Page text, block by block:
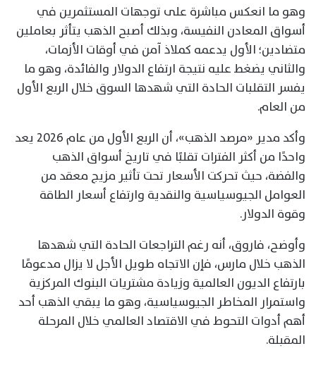
وهو ما انعكس مباشرة على توجهات المستثمرين في
أسواق المعادن النفيسة، وبذلك أصبح الذهب يتأثر بعاملين
متضادين؛ الأول يدعمه كملاذ آمن في أوقات الأزمات،
والثاني يضغط عليه نتيجة ارتفاع الدولار والفائدة، وهو ما
يفسر التقلبات الحادة التي شهدها السوق خلال الربع الأول
من العام.
وأكد مدير «مرصد الذهب»، أن الربع الأول من عام 2026 يعد
واحدًا من أكثر الفترات تقلبًا في تاريخ أسواق الذهب
والفضة، حيث تحركت الأسعار تحت تأثير مزيج معقد من
العوامل الجيوسياسية والنقدية وارتفاع أسعار الطاقة
وقوة الدولار.
وأوضح، فاروق، أنه رغم التراجعات الحادة التي شهدها
الذهب خلال مارس، فإن الاتجاه طويل الأجل لا يزال مدعومًا
بارتفاع الديون العالمية وزيادة مشتريات البنوك المركزية
واستمرار المخاطر الجيوسياسية، وهو ما يبقي الذهب أحد
أهم أدوات التحوط في الاقتصاد العالمي خلال المرحلة
المقبلة.